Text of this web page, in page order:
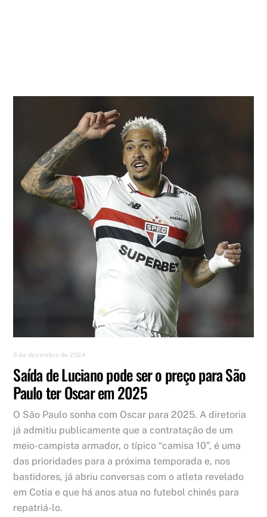
5 de dezembro de 2024
Saída de Luciano pode ser o preço para São
Paulo ter Oscar em 2025
O São Paulo sonha com Oscar para 2025. A diretoria
já admitiu publicamente que a contratação de um
meio-campista armador, o típico “camisa 10”, é uma
das prioridades para a próxima temporada e, nos
bastidores, já abriu conversas com o atleta revelado
em Cotia e que há anos atua no futebol chinês para
repatriá-lo.